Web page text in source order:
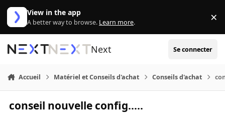
Aller au contenu
View in the app
A better way to browse. Learn more. ×
Next Se connecter
Accueil Matériel et Conseils d'achat Conseils d'achat
conseil nouvelle config.....